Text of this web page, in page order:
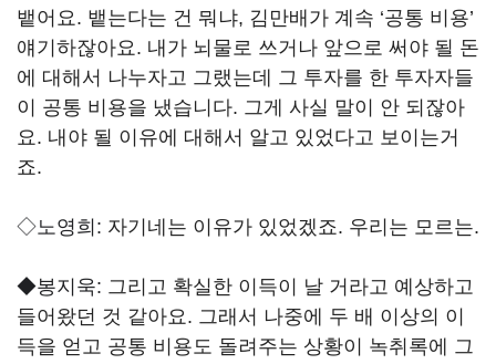
뱉어요. 뱉는다는 건 뭐냐, 김만배가 계속 ‘공통 비용’
얘기하잖아요. 내가 뇌물로 쓰거나 앞으로 써야 될 돈
에 대해서 나누자고 그랬는데 그 투자를 한 투자자들
이 공통 비용을 냈습니다. 그게 사실 말이 안 되잖아
요. 내야 될 이유에 대해서 알고 있었다고 보이는거
죠.
◇노영희: 자기네는 이유가 있었겠죠. 우리는 모르는.
◆봉지욱: 그리고 확실한 이득이 날 거라고 예상하고
들어왔던 것 같아요. 그래서 나중에 두 배 이상의 이
득을 얻고 공통 비용도 돌려주는 상황이 녹취록에 그